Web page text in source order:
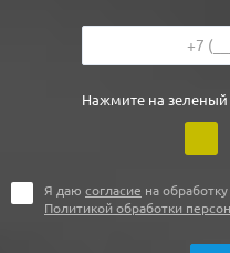
Нажмите на зеленый
Я даю согласие на
Политикой обработки